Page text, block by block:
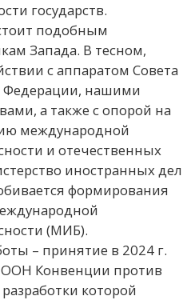
государств.
подобным
Запада. В тесном,
с аппаратом Совета
Федерации, нашими
а также с опорой на
международной
и отечественных
иностранных дел
формирования
(МИБ).
– принятие в 2024 г.
ООН Конвенции против
которой